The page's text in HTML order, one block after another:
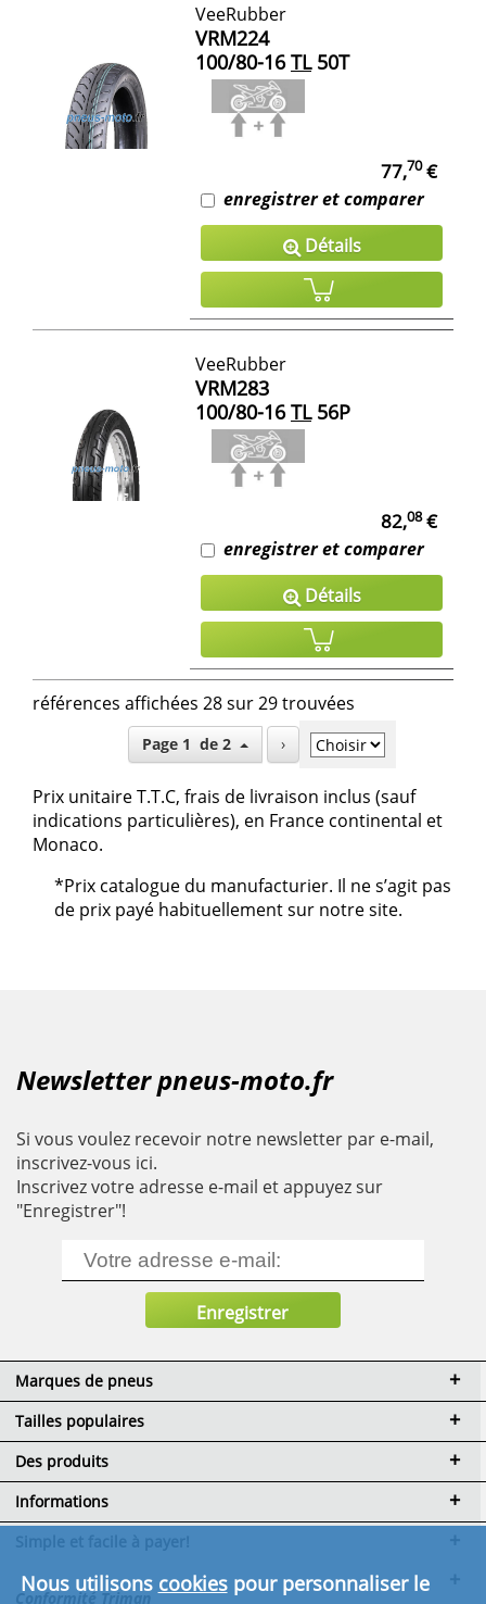
VeeRubber
VRM224
100/80-16 TL50T
77,70€
enregistrer et comparer
Détails
VeeRubber
VRM283
100/80-16 TL56P
82,08€
enregistrer et comparer
Détails
références affichées 28 sur 29 trouvées
Page 1 de 2 ›
Prix unitaire T.T.C, frais de livraison inclus (sauf
indications particulières), en France continental et
Monaco.
*Prix catalogue du manufacturier. Il ne s’agit pas
de prix payé habituellement sur notre site.
Newsletter pneus-moto.fr
Si vous voulez recevoir notre newsletter par e-mail,
inscrivez-vous ici.
Inscrivez votre adresse e-mail et appuyez sur
"Enregistrer"!
Marques de pneus
Tailles populaires
Des produits
Informations
et de livraison
Conformité Triman
Nous utilisons cookiespour personnaliser le